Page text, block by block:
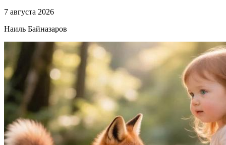
7 августа 2026
Наиль Байназаров